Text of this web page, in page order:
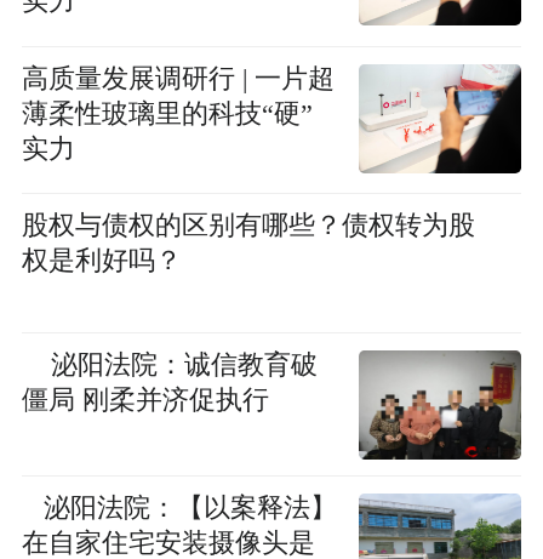
高质量发展调研行 | 一片超
薄柔性玻璃里的科技“硬”
实力
股权与债权的区别有哪些？债权转为股
权是利好吗？
泌阳法院：诚信教育破
僵局 刚柔并济促执行
泌阳法院：【以案释法】
在自家住宅安装摄像头是